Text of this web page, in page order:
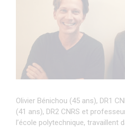
Olivier Bénichou (45 ans), DR1
(41 ans), DR2 CNRS et
l’école polytechnique, travaillent